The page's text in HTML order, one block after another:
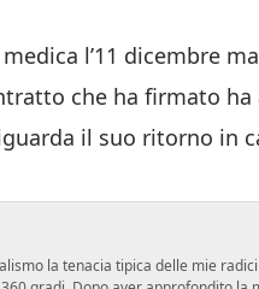
l’11 dicembre
che ha firmato ha
il suo ritorno in
la tenacia tipica delle mie